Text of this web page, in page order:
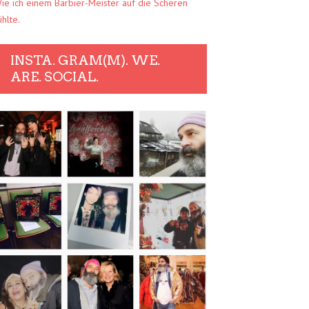
ich einem Barbier-Meister auf die Scheren
INSTA. GRAM(M). WE.
ARE. SOCIAL.